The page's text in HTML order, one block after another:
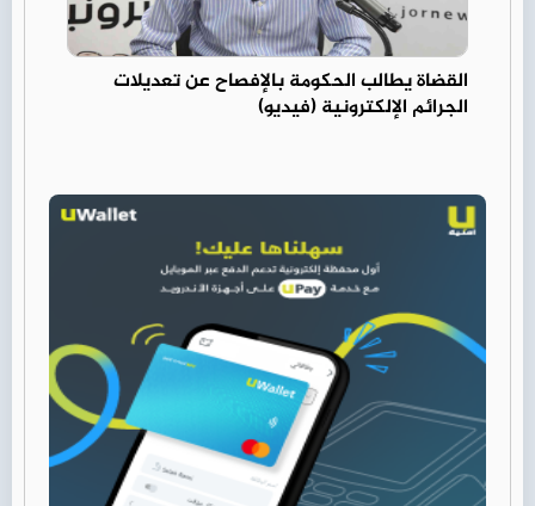
القضاة يطالب الحكومة بالإفصاح عن تعديلات
الجرائم الإلكترونية (فيديو)